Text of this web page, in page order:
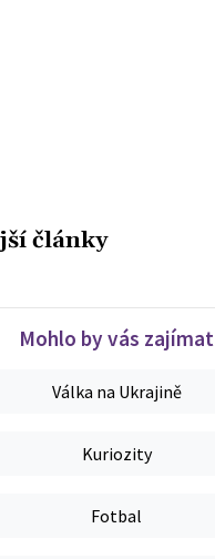
články
Mohlo by vás zajímat
Válka na Ukrajině
Kuriozity
Fotbal